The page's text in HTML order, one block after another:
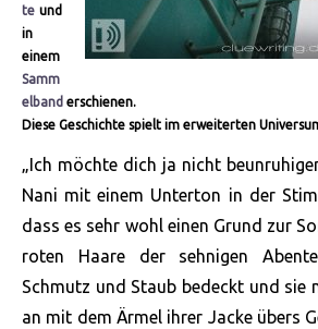
te und
in
einem
Samm
elband erschienen.
Diese Geschichte spielt im erweiterten
„Ich möchte dich ja nicht
Nani mit einem Unterton in der
dass es sehr wohl einen Grund zur
roten Haare der sehnigen
Schmutz und Staub bedeckt und sie
an mit dem Ärmel ihrer Jacke übers